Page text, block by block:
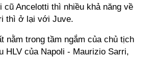
Ancelotti thì nhiều khả năng về
thì ở lại với Juve.
nằm trong tầm ngắm của chủ tịch
HLV của Napoli - Maurizio Sarri,